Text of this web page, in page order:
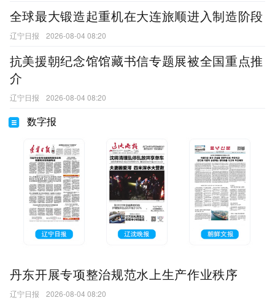
全球最大锻造起重机在大连旅顺进入制造阶段
辽宁日报 2026-08-04 08:20
抗美援朝纪念馆馆藏书信专题展被全国重点推
介
辽宁日报 2026-08-04 08:20
数字报
丹东开展专项整治规范水上生产作业秩序
辽宁日报 2026-08-04 08:20